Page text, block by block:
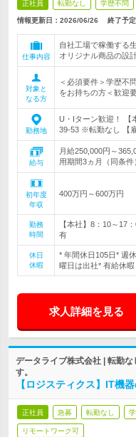
正社員 転勤なし 学歴不問
情報更新日：2026/06/26 終了予定
仕事内容
自社工場で稼働する
オリジナル商品の設
対象と
なる方
＜必須要件＞学歴不
をお持ちの方＜歓迎
勤務地
U・Iターン歓迎！ 【
39-53 ※転勤なし 【
給与
月給250,000円～
用期間3ヵ月（同条件
初年度
年収
400万円～600万円
勤務
時間
【本社】8：10～17
有
休日
休暇
* 年間休日105日* 週
曜日は出社* 有給休暇
求人詳細を見る
データライブ株式会社 | 転勤
す。
【ロジスティクス】IT機
正社員 急募 転勤なし
リモートワーク可